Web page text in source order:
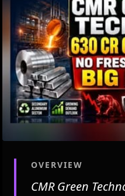
OVERVIEW
CMR Green